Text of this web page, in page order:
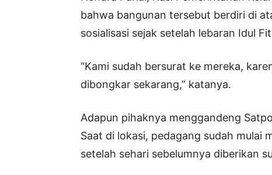
bahwa bangunan tersebut berdiri di
sosialisasi sejak setelah lebaran Idul
“Kami sudah bersurat ke mereka,
dibongkar sekarang,” katanya.
Adapun pihaknya menggandeng
Saat di lokasi, pedagang sudah mulai
setelah sehari sebelumnya diberikan